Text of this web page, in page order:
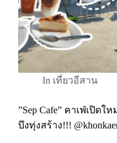
In เที่ยวอีสาน
”Sep Cafe” คาเฟ่เปิด
บึงทุ่งสร้าง!!!